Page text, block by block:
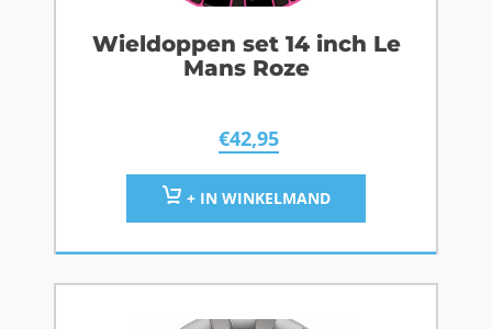
Wieldoppen set 14 inch Le
Mans Roze
€42,95
+ IN WINKELMAND